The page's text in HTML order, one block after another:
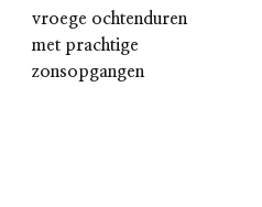
vroege ochtenduren
met prachtige
zonsopgangen